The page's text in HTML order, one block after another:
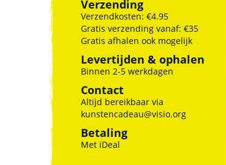
Verzending
Verzendkosten: €4.95
Gratis verzending vanaf: €35
Gratis afhalen ook mogelijk
Levertijden & ophalen
Binnen 2-5 werkdagen
Contact
Altijd bereikbaar via
kunstencadeau@visio.org
Betaling
Met iDeal